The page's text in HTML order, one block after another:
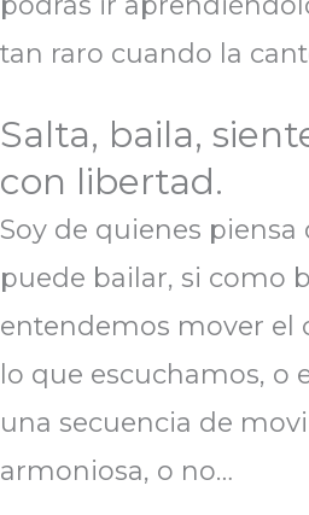
tan raro cuando la
Salta, baila,
con libertad.
Soy de quienes piensa
puede bailar, si como
entendemos mover el
lo que escuchamos, o
una secuencia de
armoniosa, o no…